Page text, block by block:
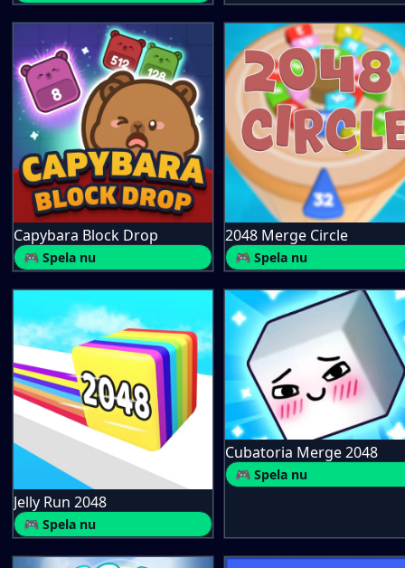
Capybara Block Drop
🎮 Spela nu
2048 Merge Circle
🎮 Spela nu
Jelly Run 2048
🎮 Spela nu
Cubatoria Merge 2048
🎮 Spela nu